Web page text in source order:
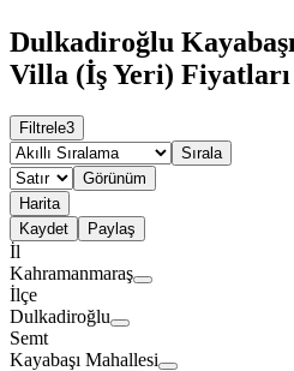
Dulkadiroğlu
Villa (İş Yeri) Fiyatları
Filtrele3
Sırala
Görünüm
Harita
Kaydet
Paylaş
İl
Kahramanmaraş
İlçe
Dulkadiroğlu
Semt
Kayabaşı Mahallesi